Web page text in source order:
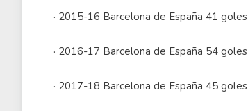
· 2015-16 Barcelona de España 41 goles
· 2016-17 Barcelona de España 54 goles
· 2017-18 Barcelona de España 45 goles